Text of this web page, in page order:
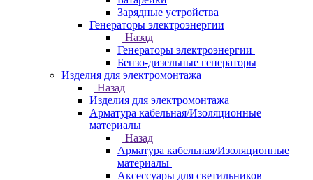
Зарядные устройства
Генераторы электроэнергии
Назад
Генераторы электроэнергии
Бензо-дизельные генераторы
Изделия для электромонтажа
Назад
Изделия для электромонтажа
Арматура кабельная/Изоляционные
материалы
Назад
Арматура кабельная/Изоляционные
материалы
Аксессуары для светильников